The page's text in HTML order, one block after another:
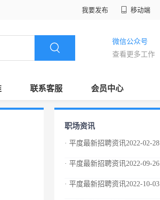
我要发布 移动端
微信公众号
查看更多工作
联系客服 会员中心
职场资讯
· 平度最新招聘资讯2022-02-28
· 平度最新招聘资讯2022-09-26
· 平度最新招聘资讯2022-10-03